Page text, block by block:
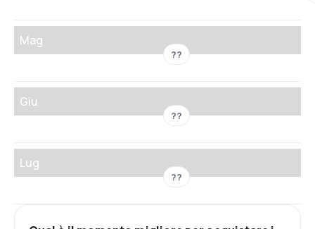
Mag
??
Giu
??
Lug
??